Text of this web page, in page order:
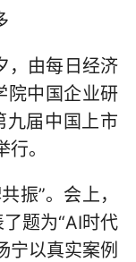
，由每日经济
院中国企业研
九届中国上市
。
振”。会上，
题为“AI时代
宁以真实案例